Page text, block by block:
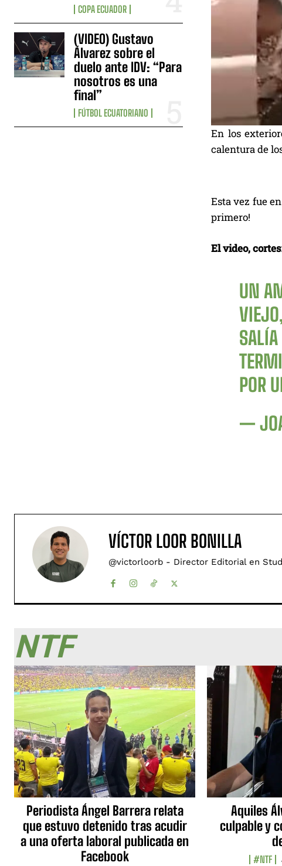
COPA ECUADOR
(VIDEO) Gustavo
Álvarez sobre el
duelo ante IDV: “Para
nosotros es una
final”
FÚTBOL ECUATORIANO
En los
calentura de
Esta vez fue
primero!
El video,
UN
POR
—
VÍCTOR LOOR BONILLA
@victorloorb - Director Editorial en
NTF
Periodista Ángel Barrera relata
que estuvo detenido tras acudir
a una oferta laboral publicada en
Facebook
Aquiles
culpable y
#NTF